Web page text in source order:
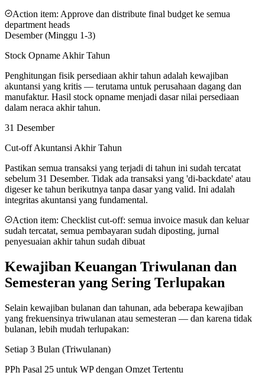
Action item: Approve dan distribute final budget ke semua
department heads
Desember (Minggu 1-3)
Stock Opname Akhir Tahun
Penghitungan fisik persediaan akhir tahun adalah kewajiban
akuntansi yang kritis — terutama untuk perusahaan dagang dan
manufaktur. Hasil stock opname menjadi dasar nilai persediaan
dalam neraca akhir tahun.
31 Desember
Cut-off Akuntansi Akhir Tahun
Pastikan semua transaksi yang terjadi di tahun ini sudah tercatat
sebelum 31 Desember. Tidak ada transaksi yang 'di-backdate' atau
digeser ke tahun berikutnya tanpa dasar yang valid. Ini adalah
integritas akuntansi yang fundamental.
Action item: Checklist cut-off: semua invoice masuk dan keluar
sudah tercatat, semua pembayaran sudah diposting, jurnal
penyesuaian akhir tahun sudah dibuat
Kewajiban Keuangan Triwulanan dan
Semesteran yang Sering Terlupakan
Selain kewajiban bulanan dan tahunan, ada beberapa kewajiban
yang frekuensinya triwulanan atau semesteran — dan karena tidak
bulanan, lebih mudah terlupakan:
Setiap 3 Bulan (Triwulanan)
PPh Pasal 25 untuk WP dengan Omzet Tertentu